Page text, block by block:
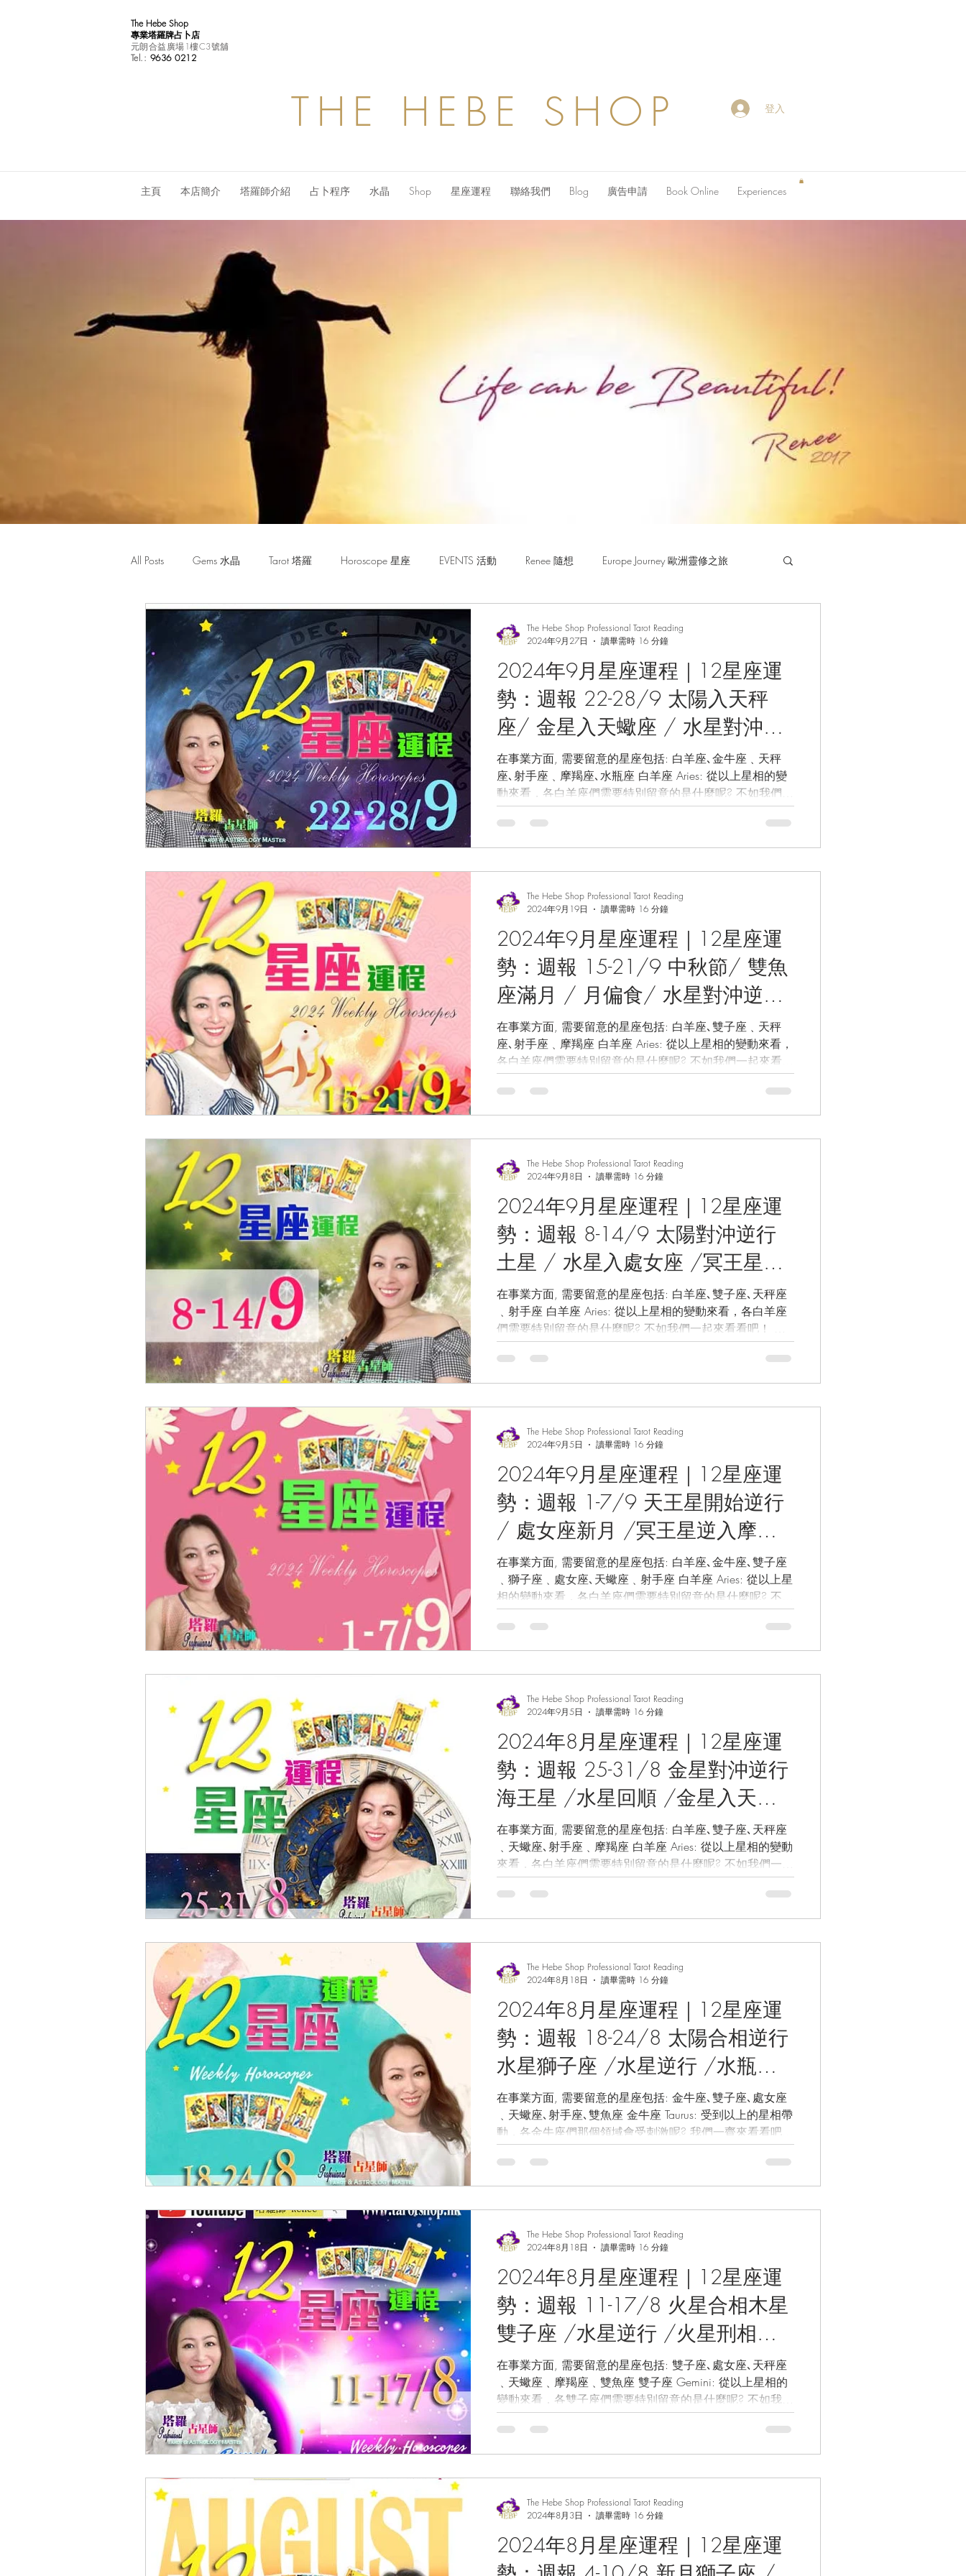
The Hebe Shop
專業塔羅牌占卜店
元朗合益廣場1樓C3號舖
Tel.: 9636 0212
THE HEBE SHOP 登入
主頁 本店簡介 塔羅師介紹 占卜程序 水晶 Shop 星座運程 聯絡我們 Blog 廣告申請 Book Online Experiences
All Posts Gems 水晶 Tarot 塔羅 Horoscope 星座 EVENTS 活動 Renee 隨想 Europe Journey 歐洲靈修之旅
Monthly Horoscope 每月星座運程
2024年9月星座運程｜12星座運
勢：週報 22-28/9 太陽入天秤
座/ 金星入天蠍座 / 水星對沖逆
行海王星 / 水星入天秤座 / 愛情
運/事業運/財運/星座預測/ 幸
運水晶/塔羅占卜
在事業方面, 需要留意的星座包括: 白羊座､金牛座﹑天秤
座､射手座﹑摩羯座､水瓶座 白羊座 Aries: 從以上星相的變
動來看，各白羊座們需要特別留意的是什麼呢? 不如我們一
起來看看吧！ 仍受到上星期所出現的雙魚座滿月所刺激，
你們的感受力﹑想像力和靈感或會變得更為澎湃...
The Hebe Shop Professional Tarot Reading
2024年9月27日
讀畢需時 16 分鐘
2024年9月星座運程｜12星座運
勢：週報 15-21/9 中秋節/ 雙魚
座滿月 / 月偏食/ 水星對沖逆行
土星 /太陽三分相逆行天王星/
天王星逆行 / 愛情運/事業運/財
運/星座預測/ 幸運水晶/塔羅占
在事業方面, 需要留意的星座包括: 白羊座､雙子座﹑天秤
座､射手座﹑摩羯座 白羊座 Aries: 從以上星相的變動來看，
各白羊座們需要特別留意的是什麼呢? 不如我們一起來看看
吧！ 首先，在未來的3-6個月間受到18日所出現的雙魚座
滿月所牽動，代表黑暗面及靈性的第12宮...
The Hebe Shop Professional Tarot Reading
2024年9月19日
讀畢需時 16 分鐘
2024年9月星座運程｜12星座運
勢：週報 8-14/9 太陽對沖逆行
土星 / 水星入處女座 /冥王星逆
入摩羯座/ 天王星逆行 / 愛情
運/事業運/財運/星座預測/ 幸
運水晶/塔羅占卜
在事業方面, 需要留意的星座包括: 白羊座､雙子座､天秤座
﹑射手座 白羊座 Aries: 從以上星相的變動來看，各白羊座
們需要特別留意的是什麼呢? 不如我們一起來看看吧！ 隨
著上星期處女座新月來到你們的工作宮，或會給與你們更
多發揮的機會!...
The Hebe Shop Professional Tarot Reading
2024年9月8日
讀畢需時 16 分鐘
2024年9月星座運程｜12星座運
勢：週報 1-7/9 天王星開始逆行
/ 處女座新月 /冥王星逆入摩羯
座/ 火星入巨蟹座 / 愛情運/事
業運/財運/星座預測/ 幸運水
晶/塔羅占卜
在事業方面, 需要留意的星座包括: 白羊座､金牛座､雙子座
﹑獅子座﹑處女座､天蠍座﹑射手座 白羊座 Aries: 從以上星
相的變動來看，各白羊座們需要特別留意的是什麼呢? 不如
我們一起來看看吧！ 在今個新月的推動下, 日常生活和工
作或會有著新的安排!...
The Hebe Shop Professional Tarot Reading
2024年9月5日
讀畢需時 16 分鐘
2024年8月星座運程｜12星座運
勢：週報 25-31/8 金星對沖逆行
海王星 /水星回順 /金星入天秤
座 / 愛情運/事業運/財運/星座
預測/ 幸運水晶/塔羅占卜
在事業方面, 需要留意的星座包括: 白羊座､雙子座､天秤座
﹑天蠍座､射手座﹑摩羯座 白羊座 Aries: 從以上星相的變動
來看，各白羊座們需要特別留意的是什麼呢? 不如我們一起
來看看吧！ 在金星與逆行海王星的對沖相位所干擾下, 近
期你們的工作運或許會有著兩極化的現象,...
The Hebe Shop Professional Tarot Reading
2024年9月5日
讀畢需時 16 分鐘
2024年8月星座運程｜12星座運
勢：週報 18-24/8 太陽合相逆行
水星獅子座 /水星逆行 /水瓶座
滿月 / 金星對沖逆行土星/ 太陽
入處女座 / 愛情運/事業運/財
運/星座預測/ 幸運水晶/塔羅占
在事業方面, 需要留意的星座包括: 金牛座､雙子座､處女座
﹑天蠍座､射手座､雙魚座 金牛座 Taurus: 受到以上的星相帶
動，各金牛座們那個領域會受刺激呢? 我們一齊來看看吧！
今個別具一格的水瓶座滿月, 即將會來到鼓勵著你們去作出
徹底的改變及嘗試以非傳統的方式來打造一...
The Hebe Shop Professional Tarot Reading
2024年8月18日
讀畢需時 16 分鐘
2024年8月星座運程｜12星座運
勢：週報 11-17/8 火星合相木星
雙子座 /水星逆行 /火星刑相逆
行土星 / 水星逆入回獅子 座 /
愛情運/事業運/財運/星座預測/
幸運水晶/塔羅占卜
在事業方面, 需要留意的星座包括: 雙子座､處女座､天秤座
﹑天蠍座﹑摩羯座﹑雙魚座 雙子座 Gemini: 從以上星相的
變動來看，各雙子座們需要特別留意的是什麼呢? 不如我們
一起來看看吧！ 由於水星即將會在16日逆回你們的思想
宮，代表著近期無譣是在生活或是工作中，也或...
The Hebe Shop Professional Tarot Reading
2024年8月18日
讀畢需時 16 分鐘
2024年8月星座運程｜12星座運
The Hebe Shop Professional Tarot Reading
2024年8月3日
讀畢需時 16 分鐘